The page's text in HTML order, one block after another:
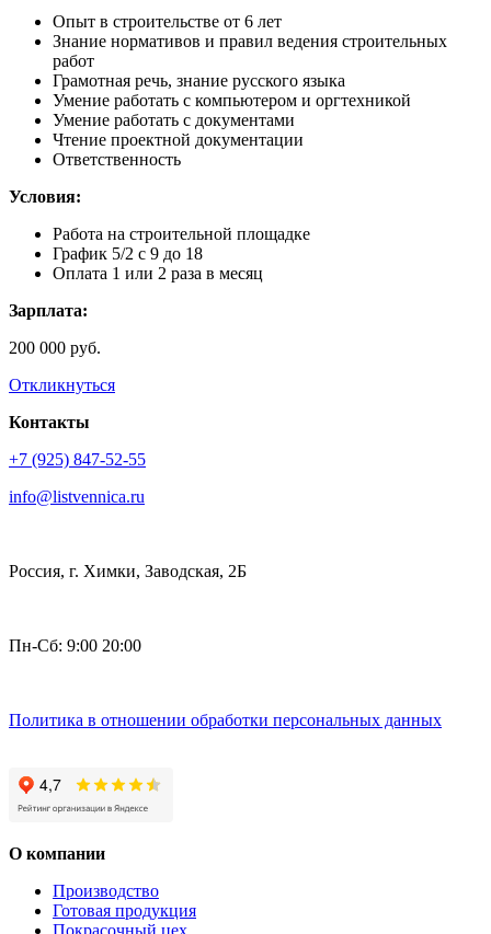
Опыт в строительстве от 6 лет
Знание нормативов и правил ведения строительных
работ
Грамотная речь, знание русского языка
Умение работать с компьютером и оргтехникой
Умение работать с документами
Чтение проектной документации
Ответственность
Условия:
Работа на строительной площадке
График 5/2 c 9 до 18
Оплата 1 или 2 раза в месяц
Зарплата:
200 000 руб.
Откликнуться
Контакты
+7 (925) 847-52-55
info@listvennica.ru
Россия, г. Химки, Заводская, 2Б
Пн-Сб: 9:00 20:00
Политика в отношении обработки персональных данных
О компании
Производство
Готовая продукция
Покрасочный цех